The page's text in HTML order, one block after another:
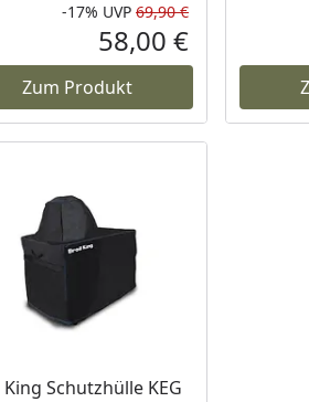
Preis Rabatt in
-17%
Ursprünglicher
UVP 69,90 €
Aktueller Preis
58,00 €
Zum Produkt
Schutzhülle KEG
nicht lieferbar